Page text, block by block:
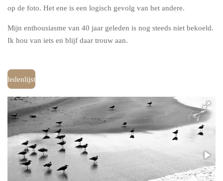
op de foto. Het ene is een logisch gevolg van het andere.
Mijn enthousiasme van 40 jaar geleden is nog steeds niet bekoeld.
Ik hou van iets en blijf daar trouw aan.
ledenlijst